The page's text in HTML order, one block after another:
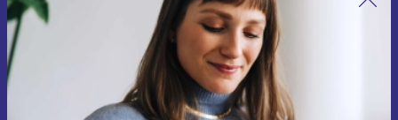
Recevoir offres et infos de refurbed
par mail
Ne manquez plus aucune offre.